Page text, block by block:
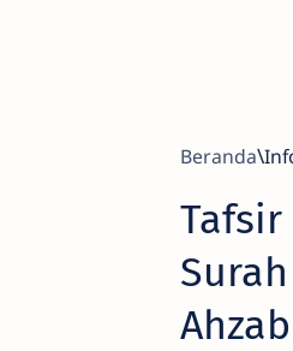
Beranda
Tafsir
Ahzab